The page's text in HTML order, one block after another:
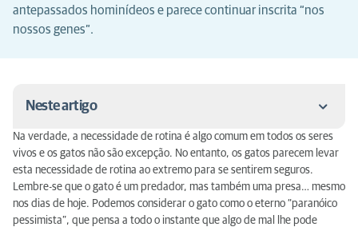
antepassados hominídeos e parece continuar inscrita “nos
nossos genes”.
Neste artigo
Antes da chegada do bebé
A chegada do bebé a casa
Quando o bebé começa a gatinhar
Na verdade, a necessidade de rotina é algo comum em todos os seres
vivos e os gatos não são excepção. No entanto, os gatos parecem levar
esta necessidade de rotina ao extremo para se sentirem seguros.
Lembre-se que o gato é um predador, mas também uma presa… mesmo
nos dias de hoje. Podemos considerar o gato como o eterno “paranóico
pessimista”, que pensa a todo o instante que algo de mal lhe pode